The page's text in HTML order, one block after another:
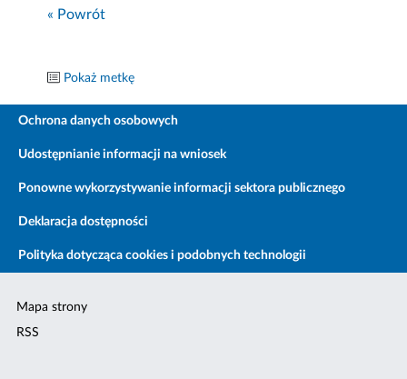
« Powrót
Pokaż metkę
Ochrona danych osobowych
Udostępnianie informacji na wniosek
Ponowne wykorzystywanie informacji sektora publicznego
Deklaracja dostępności
Polityka dotycząca cookies i podobnych technologii
Mapa strony
RSS